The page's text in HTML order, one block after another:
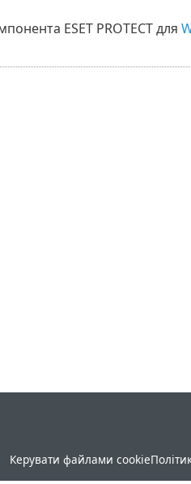
ESET PROTECT для
Керувати файлами cookie